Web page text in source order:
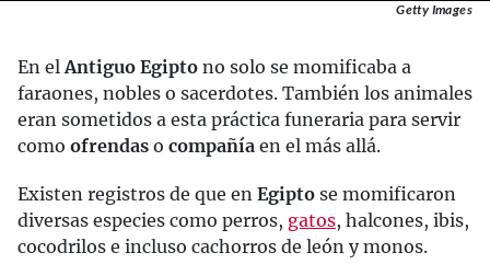
Getty Images
En elAntiguo Egipto no solo se momificaba a
faraones, nobles o sacerdotes. También los animales
eran sometidos a esta práctica funeraria para servir
como ofrendas o compañía en el más allá.
Existen registros de que en Egipto se momificaron
diversas especies como perros, gatos, halcones, ibis,
cocodrilos e incluso cachorros de león y monos.